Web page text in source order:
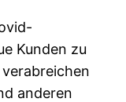
Kunden zu
anderen